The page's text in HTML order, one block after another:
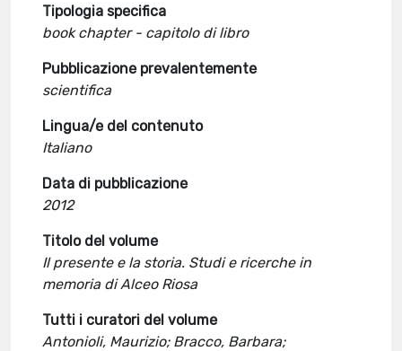
Tipologia specifica
book chapter - capitolo di libro
Pubblicazione prevalentemente
scientifica
Lingua/e del contenuto
Italiano
Data di pubblicazione
2012
Titolo del volume
Il presente e la storia. Studi e ricerche in
memoria di Alceo Riosa
Tutti i curatori del volume
Antonioli, Maurizio; Bracco, Barbara;